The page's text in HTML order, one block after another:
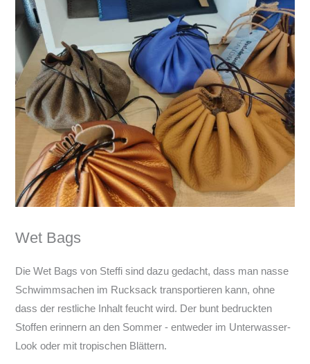
Wet Bags
Die Wet Bags von Steffi sind dazu gedacht, dass man nasse
Schwimmsachen im Rucksack transportieren kann, ohne
dass der restliche Inhalt feucht wird. Der bunt bedruckten
Stoffen erinnern an den Sommer - entweder im Unterwasser-
Look oder mit tropischen Blättern.